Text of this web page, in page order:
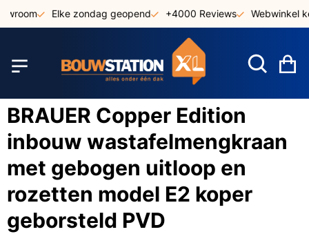
naar
Elke zondag geopend +4000 Reviews Webwinkel
BRAUER Copper Edition
inbouw wastafelmengkraan
met gebogen uitloop en
rozetten model E2 koper
geborsteld PVD